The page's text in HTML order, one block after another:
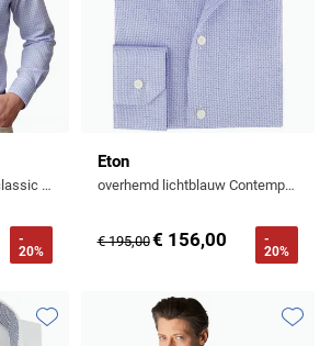
shirt lichtblauw ruit wit classic fit met borstzak
-
20%
Eton
overhemd lichtblauw Contemporary katoen semi wide spread
€ 195,00€ 156,00
-
20%
Toevoegen aan favorieten